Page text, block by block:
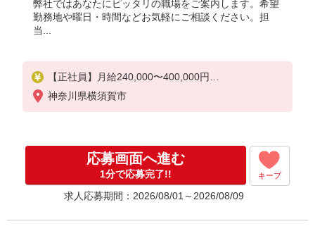
弊社ではあなたにピッタリの職場をご案内します。希望
勤務地や曜日・時間などお気軽にご相談ください。担
当...
【正社員】月給240,000〜400,000円
・基本給：200,000円〜220,000円
・資格手当：10,000〜30,000円
有資格により変動）
・固定残業手当：20,000円（10時間）
※固定残業時間を超過する場合には超過勤務手当と
して別途支給
・認知症介護基礎研修
神奈川県横須賀市
応募画面へ進む
1分で応募完了!! キープ
求人応募期間：2026/08/01～2026/08/09